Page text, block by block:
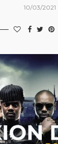
10/03/2021